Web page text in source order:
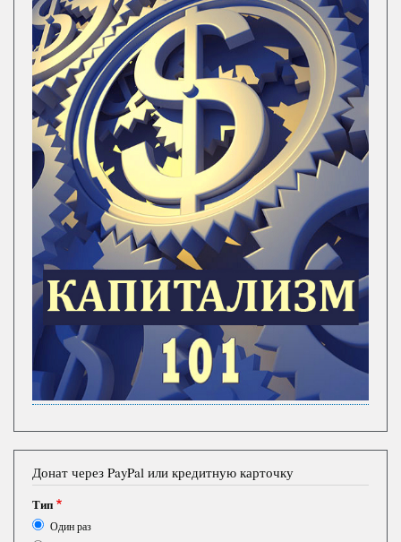
Донат через PayPal или кредитную карточку
Тип
Один раз